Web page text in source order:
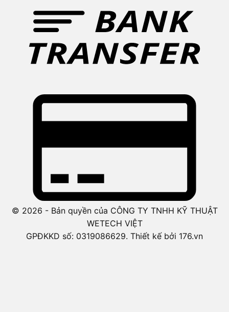
© 2026 - Bản quyền của CÔNG TY TNHH KỸ THUẬT
WETECH VIỆT
GPĐKKD số: 0319086629. Thiết kế bởi 176.vn